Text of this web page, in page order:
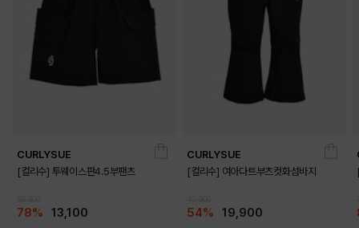
CURLYSUE
[컬리수] 투웨이스판4.5부팬츠
78% 13,100
CURLYSUE
[컬리수] 여아다트부츠컷화섬바지
54% 19,900